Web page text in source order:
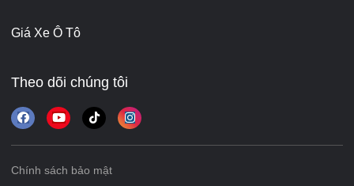
Giá Xe Ô Tô
Theo dõi chúng tôi
Chính sách bảo mật